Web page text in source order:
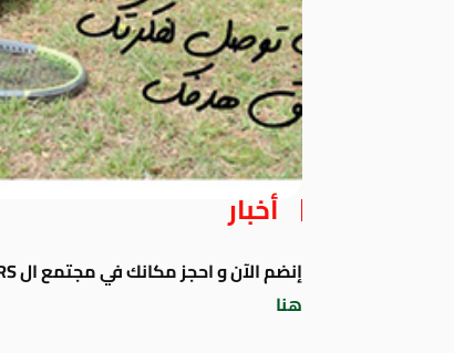
أخبار
إنضم الآن و احجز مكانك في مجتمع ال SPORTINEURS … سجل اهتمامك من خلال الرابط
هنا